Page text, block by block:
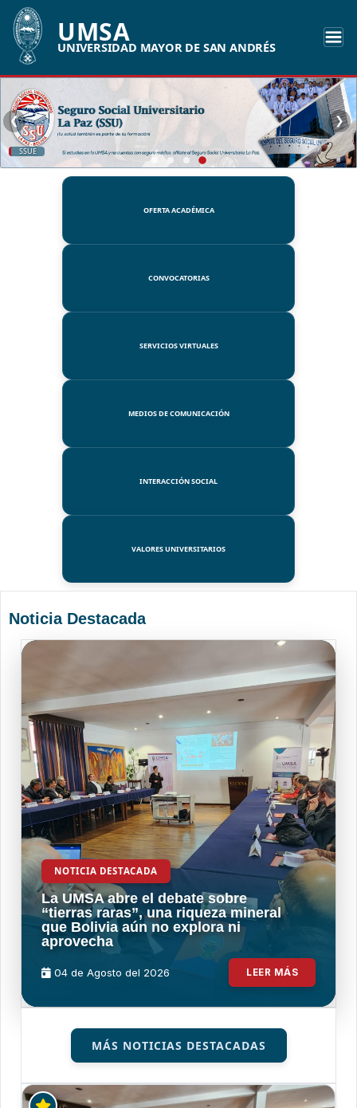
UMSA
UNIVERSIDAD MAYOR DE SAN ANDRÉS
SSUE
❮ ❯
OFERTA ACADÉMICA
CONVOCATORIAS
SERVICIOS VIRTUALES
MEDIOS DE COMUNICACIÓN
INTERACCIÓN SOCIAL
VALORES UNIVERSITARIOS
Noticia Destacada
NOTICIA DESTACADA
La UMSA abre el debate sobre
“tierras raras”, una riqueza mineral
que Bolivia aún no explora ni
aprovecha
04 de Agosto del 2026 LEER MÁS
MÁS NOTICIAS DESTACADAS